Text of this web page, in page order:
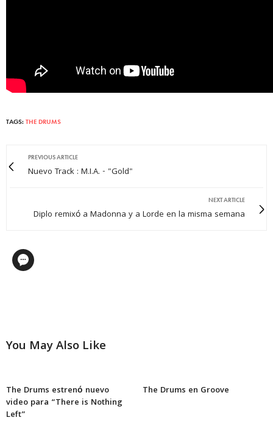
TAGS: THE DRUMS
PREVIOUS ARTICLE
Nuevo Track : M.I.A. - "Gold"
NEXT ARTICLE
Diplo remixó a Madonna y a Lorde en la misma semana
You May Also Like
The Drums estrenó nuevo
video para “There is Nothing
Left”
The Drums en Groove